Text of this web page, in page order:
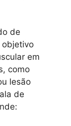
de
objetivo
em
como
lesão
de